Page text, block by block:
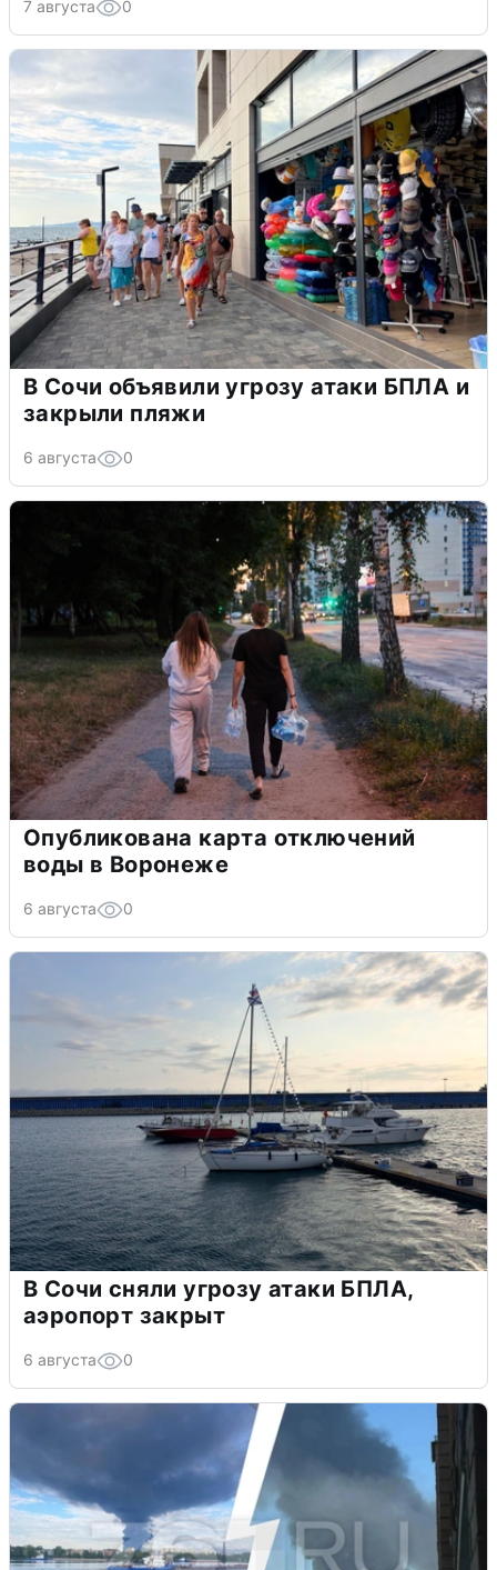
7 августа 0
В Сочи объявили угрозу атаки БПЛА и
закрыли пляжи
6 августа 0
Опубликована карта отключений
воды в Воронеже
6 августа 0
В Сочи сняли угрозу атаки БПЛА,
аэропорт закрыт
6 августа 0